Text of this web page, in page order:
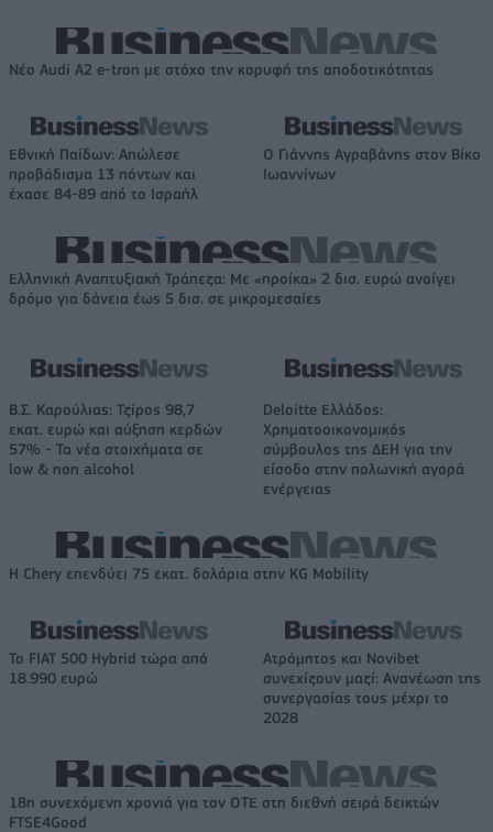
Νέο Audi A2 e-tron με στόχο την κορυφή της αποδοτικότητας
Εθνική Παίδων: Απώλεσε
προβάδισμα 13 πόντων και
έχασε 84-89 από το Ισραήλ
Ο Γιάννης Αγραβάνης στον Βίκο
Ιωαννίνων
Ελληνική Αναπτυξιακή Τράπεζα: Με «προίκα» 2 δισ. ευρώ ανοίγει
δρόμο για δάνεια έως 5 δισ. σε μικρομεσαίες
Β.Σ. Καρούλιας: Τζίρος 98,7
εκατ. ευρώ και αύξηση κερδών
57% - Τα νέα στοιχήματα σε
low & non alcohol
Deloitte Ελλάδος:
Χρηματοοικονομικός
σύμβουλος της ΔΕΗ για την
είσοδο στην πολωνική αγορά
ενέργειας
Η Chery επενδύει 75 εκατ. δολάρια στην KG Mobility
Το FIAT 500 Hybrid τώρα από
18.990 ευρώ
Ατρόμητος και Novibet
συνεχίζουν μαζί: Ανανέωση της
συνεργασίας τους μέχρι το
2028
18η συνεχόμενη χρονιά για τον ΟΤΕ στη διεθνή σειρά δεικτών
FTSE4Good